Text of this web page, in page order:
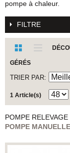
pompe à chaleur.
FILTRE
GÉRÉS
TRIER PAR
1 Article(s)
POMPE
POMPE